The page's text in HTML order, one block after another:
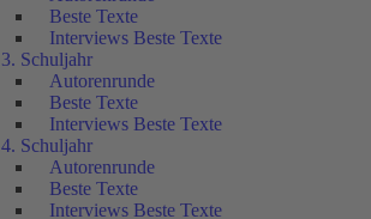
Beste Texte
Interviews Beste Texte
3. Schuljahr
Autorenrunde
Beste Texte
Interviews Beste Texte
4. Schuljahr
Autorenrunde
Beste Texte
Interviews Beste Texte